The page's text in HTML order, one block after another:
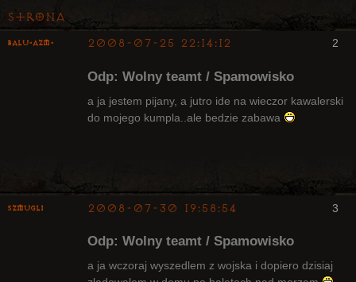
Strona
2
Balu-AZM- 2008-07-25 22:14:12
Odp: Wolny teamt / Spamowisko
a ja jestem pijany, a jutro ide na wieczor kawalerski
do mojego kumpla..ale bedzie zabawa
3
Szmugli 2008-07-30 19:58:54
Odp: Wolny teamt / Spamowisko
a ja wczoraj wyszedlem z wojska i dopiero dzisiaj